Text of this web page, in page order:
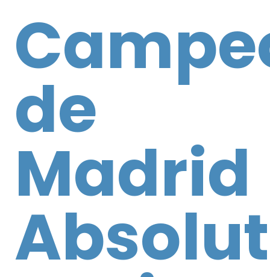
de
Madrid